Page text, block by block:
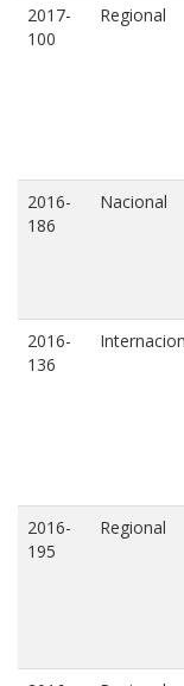
2017-
100
Regional
2016-
186
Nacional
2016-
136
2016-
195
Regional